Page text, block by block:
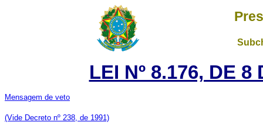
LEI Nº 8.176, DE 8
Mensagem de veto
(Vide Decreto nº 238, de 1991)